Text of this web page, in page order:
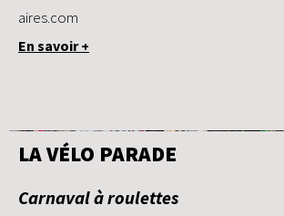
aires.com
En savoir +
LA VÉLO PARADE
Carnaval à roulettes